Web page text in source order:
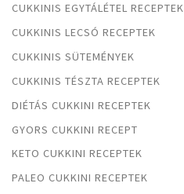
CUKKINIS EGYTÁLÉTEL RECEPTEK
CUKKINIS LECSÓ RECEPTEK
CUKKINIS SÜTEMÉNYEK
CUKKINIS TÉSZTA RECEPTEK
DIÉTÁS CUKKINI RECEPTEK
GYORS CUKKINI RECEPT
KETO CUKKINI RECEPTEK
PALEO CUKKINI RECEPTEK